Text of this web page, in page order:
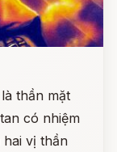
thần mặt
có nhiệm
hai vị thần